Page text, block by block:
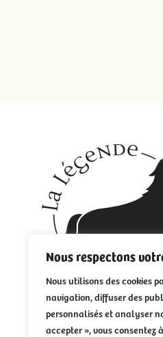
Nous respectons
Nous utilisons des cookies
navigation, diffuser des
personnalisés et analyser
accepter », vous consentez